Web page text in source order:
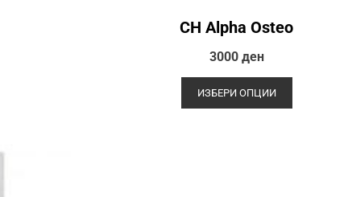
CH Alpha Osteo
3000 ден
ИЗБЕРИ ОПЦИИ